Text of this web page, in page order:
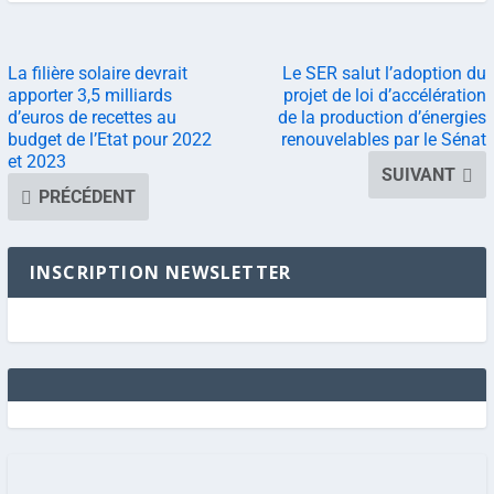
La filière solaire devrait
apporter 3,5 milliards
d’euros de recettes au
budget de l’Etat pour 2022
et 2023
PRÉCÉDENT
Le SER salut l’adoption du
projet de loi d’accélération
de la production d’énergies
renouvelables par le Sénat
SUIVANT
INSCRIPTION NEWSLETTER